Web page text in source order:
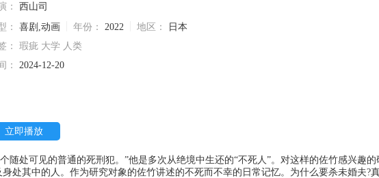
：
西山司
：
喜剧,动画 年份： 2022 地区：
日本
：
瑕疵 大学 人类
：
2024-12-20
立即播放
处其中的人。作为研究对象的佐竹讲述的不死而不幸的日常记忆。为什么要杀未婚夫?